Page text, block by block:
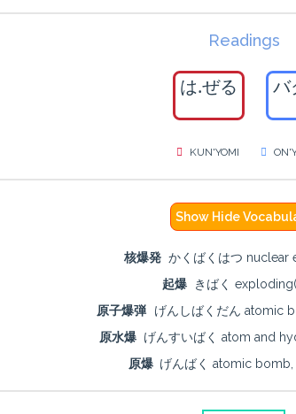
Readings
は.ぜる バ
KUN'YOMI
Show Hide
核爆発 かくばくはつ nuclear
起爆きばく
原子爆弾 げんしばくだん atomic
原水爆げんすいばく atom and
原爆 げんばく atomic